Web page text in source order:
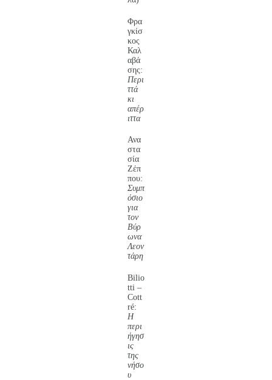
Φρα
γκίσ
κος
Καλ
αβά
σης:
Περι
ττά
κι
απέρ
ιττα
Ανα
στα
σία
Ζέπ
που:
Συμπ
όσιο
για
τον
Βύρ
ωνα
Λεον
τάρη
Bilio
tti –
Cott
ré:
Η
περι
ήγησ
ις
της
νήσο
υ